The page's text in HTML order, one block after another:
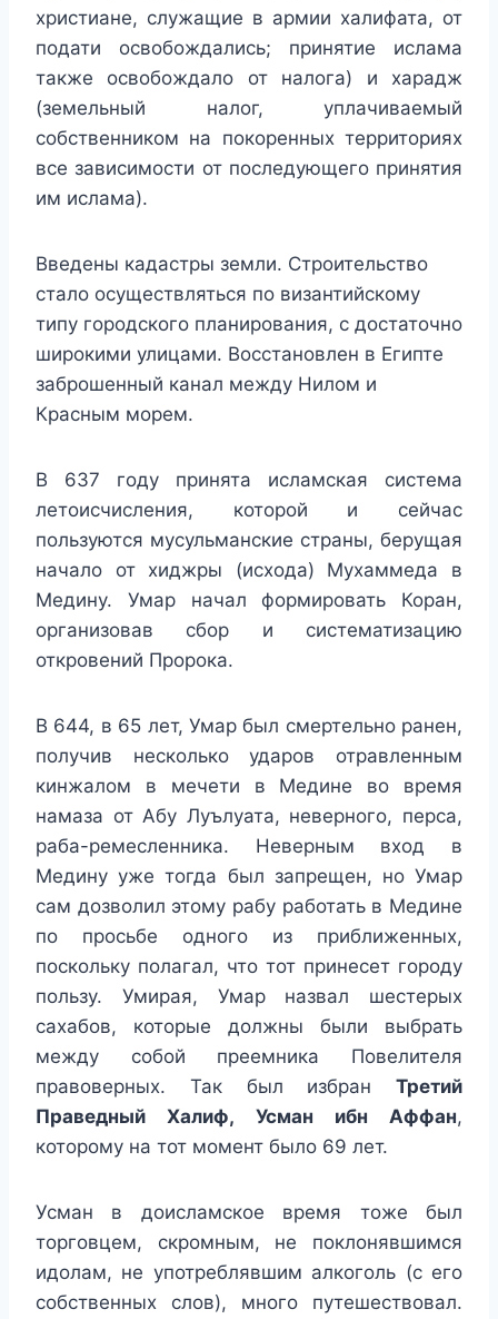
христиане, служащие в армии халифата, от
подати освобождались; принятие ислама
также освобождало от налога) и харадж
(земельный налог, уплачиваемый
собственником на покоренных территориях
все зависимости от последующего принятия
им ислама).
Введены кадастры земли. Строительство
стало осуществляться по византийскому
типу городского планирования, с достаточно
широкими улицами. Восстановлен в Египте
заброшенный канал между Нилом и
Красным морем.
В 637 году принята исламская система
летоисчисления, которой и сейчас
пользуются мусульманские страны, берущая
начало от хиджры (исхода) Мухаммеда в
Медину. Умар начал формировать Коран,
организовав сбор и систематизацию
откровений Пророка.
В 644, в 65 лет, Умар был смертельно ранен,
получив несколько ударов отравленным
кинжалом в мечети в Медине во время
намаза от Абу Луълуата, неверного, перса,
раба-ремесленника. Неверным вход в
Медину уже тогда был запрещен, но Умар
сам дозволил этому рабу работать в Медине
по просьбе одного из приближенных,
поскольку полагал, что тот принесет городу
пользу. Умирая, Умар назвал шестерых
сахабов, которые должны были выбрать
между собой преемника Повелителя
правоверных. Так был избран Третий
Праведный Халиф, Усман ибн Аффан,
которому на тот момент было 69 лет.
Усман в доисламское время тоже был
торговцем, скромным, не поклонявшимся
идолам, не употреблявшим алкоголь (с его
собственных слов), много путешествовал.